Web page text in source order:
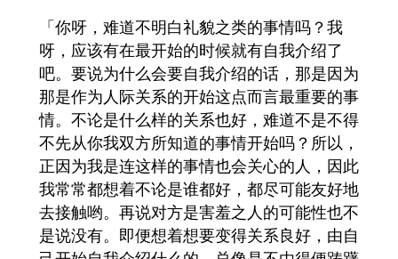
「你呀，难道不明白礼貌之类的事情吗？我
呀，应该有在最开始的时候就有自我介绍了
吧。要说为什么会要自我介绍的话，那是因为
那是作为人际关系的开始这点而言最重要的事
情。不论是什么样的关系也好，难道不是不得
不先从你我双方所知道的事情开始吗？所以，
正因为我是连这样的事情也会关心的人，因此
我常常都想着不论是谁都好，都尽可能友好地
去接触哟。再说对方是害羞之人的可能性也不
是说没有。即便想着想要变得关系良好，由自